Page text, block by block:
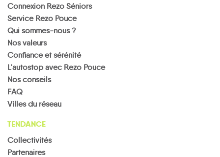
Connexion Rezo Séniors
Service Rezo Pouce
Qui sommes-nous ?
Nos valeurs
Confiance et sérénité
L'autostop avec Rezo Pouce
Nos conseils
FAQ
Villes du réseau
TENDANCE
Collectivités
Partenaires